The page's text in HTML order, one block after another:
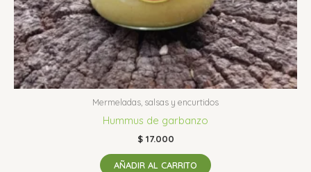
Mermeladas, salsas y encurtidos
Hummus de garbanzo
$17.000
AÑADIR AL CARRITO